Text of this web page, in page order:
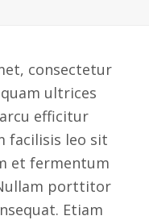
consectetur
ultrices
efficitur
facilisis leo sit
et fermentum
porttitor
Etiam